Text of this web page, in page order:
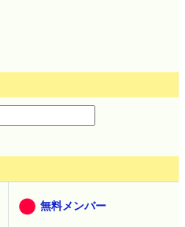
無料メンバー